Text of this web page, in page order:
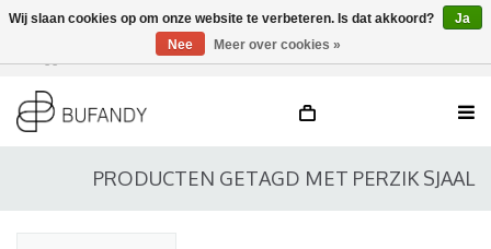
DE / EN
PRODUCTEN GETAGD MET PERZIK SJAAL
Wij slaan cookies op om onze website te verbeteren. Is dat akkoord?
Ja
Nee
Meer over cookies »